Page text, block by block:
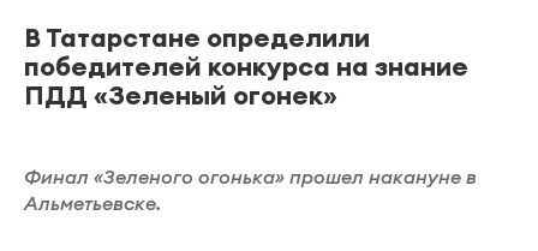
В Татарстане определили
победителей конкурса на знание
ПДД «Зеленый огонек»
Финал «Зеленого огонька» прошел накануне в
Альметьевске.